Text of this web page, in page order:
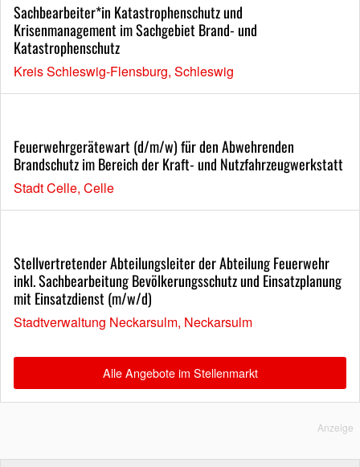
Sachbearbeiter*in Katastrophenschutz und
Krisenmanagement im Sachgebiet Brand- und
Katastrophenschutz
Kreis Schleswig-Flensburg, Schleswig
Feuerwehrgerätewart (d/m/w) für den Abwehrenden
Brandschutz im Bereich der Kraft- und Nutzfahrzeugwerkstatt
Stadt Celle, Celle
Stellvertretender Abteilungsleiter der Abteilung Feuerwehr
inkl. Sachbearbeitung Bevölkerungsschutz und Einsatzplanung
mit Einsatzdienst (m/w/d)
Stadtverwaltung Neckarsulm, Neckarsulm
Alle Angebote im Stellenmarkt
Anzeige